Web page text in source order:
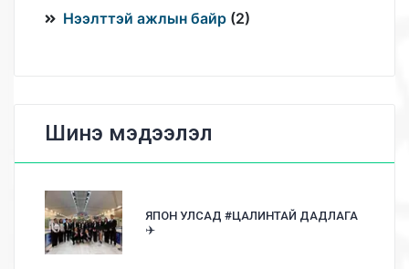
Нээлттэй ажлын байр (2)
Шинэ мэдээлэл
ЯПОН УЛСАД #ЦАЛИНТАЙ ДАДЛАГА
✈️